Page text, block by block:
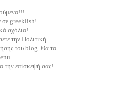
greeklish!
σχόλια!
την Πολιτική
του blog. Θα τα
την επίσκεψή σας!